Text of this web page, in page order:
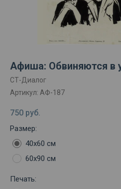
Афиша: Обвиняются в
СТ-Диалог
Артикул: АФ-187
750 руб.
Размер:
40х60 см
60х90 см
Печать: